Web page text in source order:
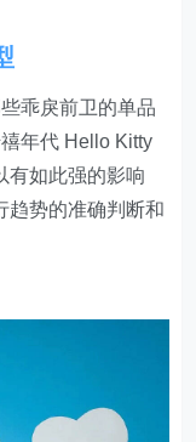
乖戾前卫的单品
年代 Hello Kitty
有如此强的影响
趋势的准确判断和